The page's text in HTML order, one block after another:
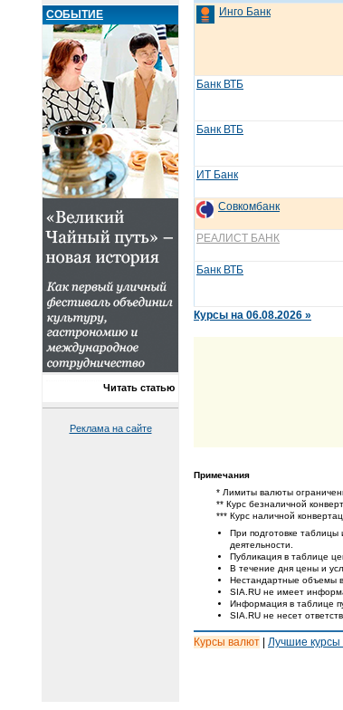
СОБЫТИЕ
Читать статью
Реклама на сайте
Инго Банк
Банк ВТБ
Банк ВТБ
ИТ Банк
Совкомбанк
РЕАЛИСТ БАНК
Банк ВТБ
Курсы на 06.08.2026 »
Примечания
* Лимиты валюты
** Курс безналичной
*** Курс наличной
При подготовке
деятельности.
Публикация в таблице
В течение дня цены и
Нестандартные объемы
SIA.RU не имеет
Информация в таблице
SIA.RU не несет
Курсы валют Лучшие курсы